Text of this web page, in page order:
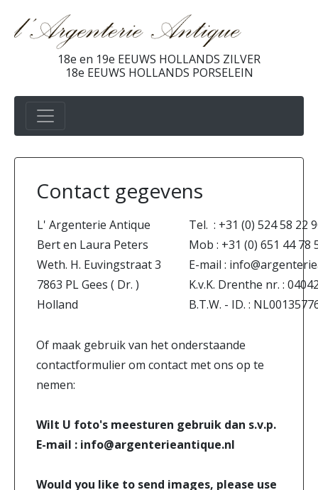
18e en 19e EEUWS HOLLANDS ZILVER
18e EEUWS HOLLANDS PORSELEIN
Contact gegevens
L' Argenterie Antique
Bert en Laura Peters
Weth. H. Euvingstraat 3
7863 PL Gees ( Dr. )
Holland
Tel. : +31 (0) 524 58 22
Mob : +31 (0) 651 44 78
E-mail :
K.v.K. Drenthe nr. :
B.T.W. - ID. :
Of maak gebruik van het onderstaande
contactformulier om contact met ons op te
nemen:
Wilt U foto's meesturen gebruik dan s.v.p.
E-mail : info@argenterieantique.nl
Would you like to send images, please use